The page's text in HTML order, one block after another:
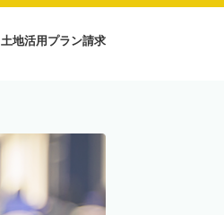
土地活用プラン請求